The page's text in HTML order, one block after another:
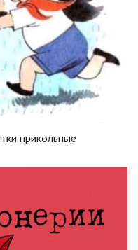
прикольные